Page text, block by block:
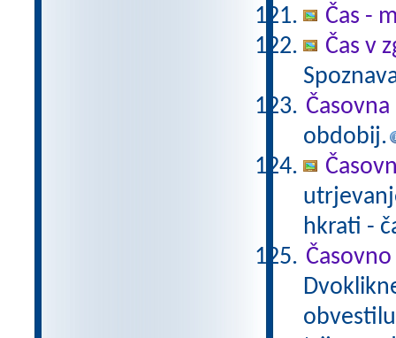
Čas -
Čas v
obdobij.
hkrati -